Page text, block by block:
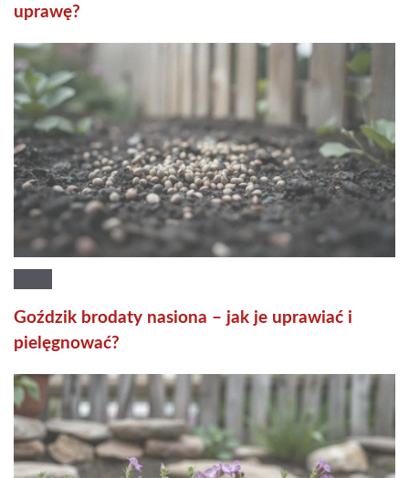
uprawę?
Goździk brodaty nasiona – jak je uprawiać i
pielęgnować?